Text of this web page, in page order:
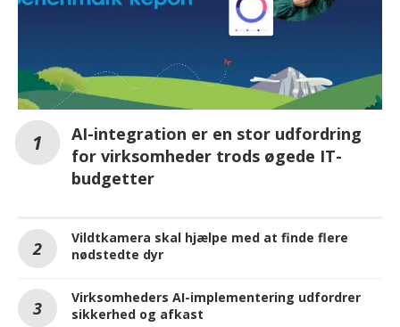
AI-integration er en stor udfordring
for virksomheder trods øgede IT-
budgetter
Vildtkamera skal hjælpe med at finde flere
nødstedte dyr
Virksomheders AI-implementering udfordrer
sikkerhed og afkast